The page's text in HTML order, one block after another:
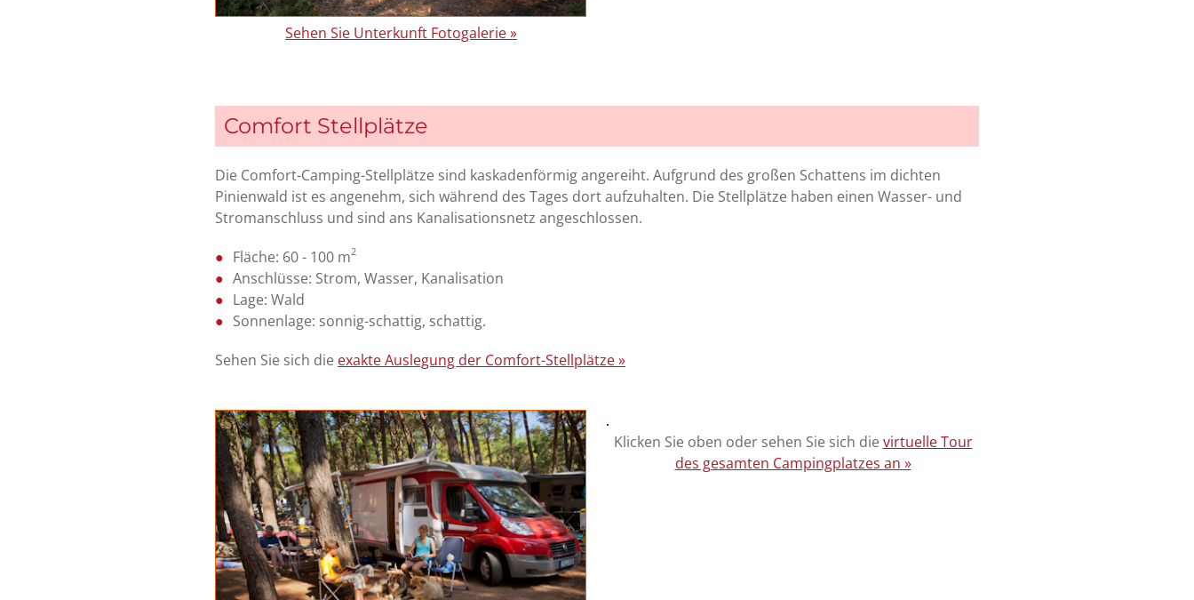
Sehen Sie Unterkunft Fotogalerie »
Comfort Stellplätze
Die Comfort-Camping-Stellplätze sind kaskadenförmig angereiht. Aufgrund des großen Schattens im dichten
Pinienwald ist es angenehm, sich während des Tages dort aufzuhalten. Die Stellplätze haben einen Wasser- und
Stromanschluss und sind ans Kanalisationsnetz angeschlossen.
Fläche: 60 - 100 m2
Anschlüsse: Strom, Wasser, Kanalisation
Lage: Wald
Sonnenlage: sonnig-schattig, schattig.
Sehen Sie sich die exakte Auslegung der Comfort-Stellplätze »
Klicken Sie oben oder sehen Sie sich die virtuelle Tour
des gesamten Campingplatzes an »